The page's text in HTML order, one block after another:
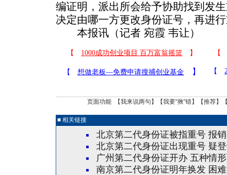
编证明，派出所会给予协助找到发
决定由哪一方更改身份证号，再进
本报讯（记者 宛霞 韦让）
页面功能 【我来说两句 】【我要“揪”错】【推荐】
■ 相关链接
北京第二代身份证被指重号 报
北京第二代身份证出现重号 疑
广州第二代身份证开办 五种情
南京第二代身份证明年换发 困